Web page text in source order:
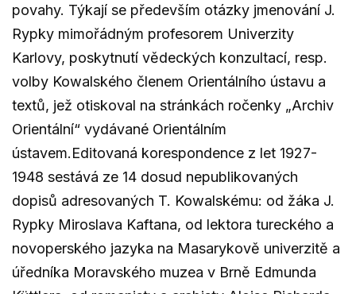
povahy. Týkají se především otázky jmenování J.
Rypky mimořádným profesorem Univerzity
Karlovy, poskytnutí vědeckých konzultací, resp.
volby Kowalského členem Orientálního ústavu a
textů, jež otiskoval na stránkách ročenky „Archiv
Orientální“ vydávané Orientálním
ústavem.Editovaná korespondence z let 1927-
1948 sestává ze 14 dosud nepublikovaných
dopisů adresovaných T. Kowalskému: od žáka J.
Rypky Miroslava Kaftana, od lektora tureckého a
novoperského jazyka na Masarykově univerzitě a
úředníka Moravského muzea v Brně Edmunda